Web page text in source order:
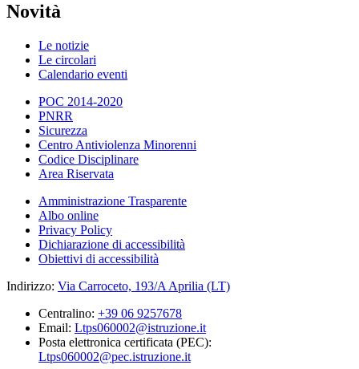
Novità
Le notizie
Le circolari
Calendario eventi
POC 2014-2020
PNRR
Sicurezza
Centro Antiviolenza Minorenni
Codice Disciplinare
Area Riservata
Amministrazione Trasparente
Albo online
Privacy Policy
Dichiarazione di accessibilità
Obiettivi di accessibilità
Indirizzo: Via Carroceto, 193/A Aprilia (LT)
Centralino: +39 06 9257678
Email: Ltps060002@istruzione.it
Posta elettronica certificata (PEC):
Ltps060002@pec.istruzione.it